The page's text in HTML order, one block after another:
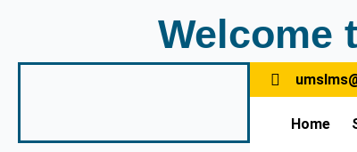
Welcome
Home